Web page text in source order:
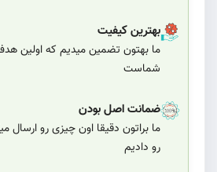
بهترین کیفیت
ما بهتون تضمین میدیم که اولین
شماست
ضمانت اصل بودن
ما براتون دقیقا اون چیزی رو ارسال
رو دادیم